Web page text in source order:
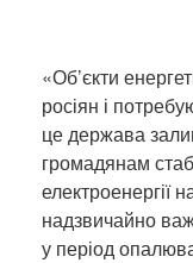
«Об’єкти
росіян і
це держава
громадянам
електроенергії
надзвичайно
у період